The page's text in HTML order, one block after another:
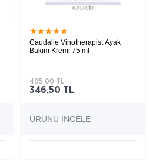
★★★★★
Caudalie Vinotherapist Ayak
Bakım Kremi 75 ml
346,50 TL
495,00 TL
ÜRÜNÜ İNCELE